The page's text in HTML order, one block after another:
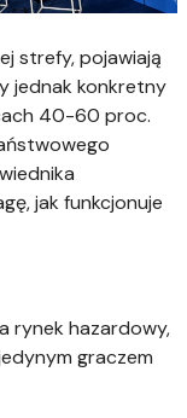
strefy, pojawiają
jednak konkretny
40-60 proc.
jak funkcjonuje
rynek hazardowy,
graczem